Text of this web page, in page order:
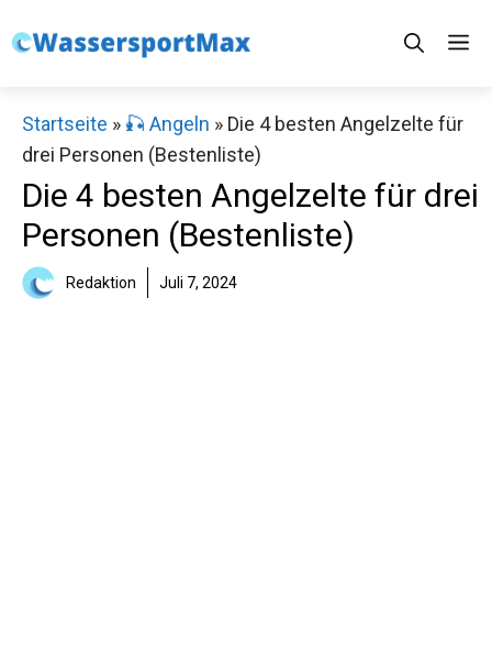
Inhalt
Startseite » 🎣 Angeln » Die 4 besten Angelzelte für
drei Personen (Bestenliste)
Die 4 besten Angelzelte für drei
Personen (Bestenliste)
Redaktion Juli 7, 2024